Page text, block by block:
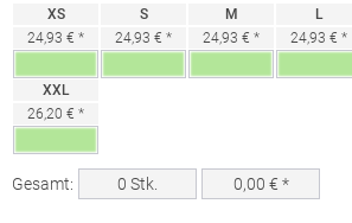
XS
24,93 € *
S
24,93 € *
M
24,93 € *
L
24,93 € *
XXL
26,20 € *
Gesamt: 0 Stk. 0,00 € *